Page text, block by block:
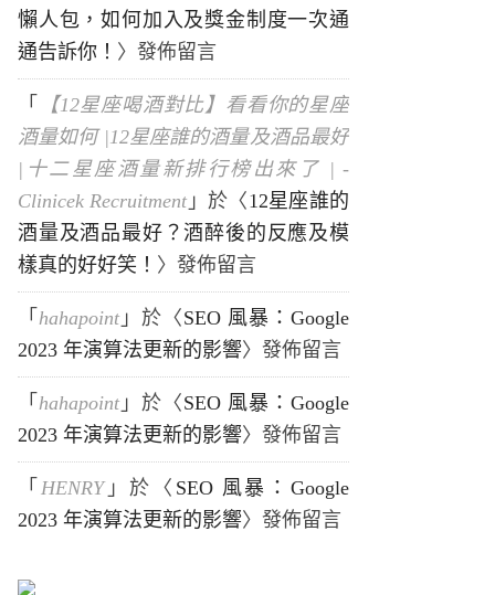
懶人包，如何加入及獎金制度一次通
通告訴你！ 〉發佈留言
「
【12星座喝酒對比】看看你的星座
酒量如何 |12星座誰的酒量及酒品最好
|十二星座酒量新排行榜出來了 | -
Clinicek Recruitment 」於〈 12星座誰的
酒量及酒品最好？酒醉後的反應及模
樣真的好好笑！ 〉發佈留言
「 hahapoint 」於〈 SEO 風暴：Google
2023 年演算法更新的影響〉發佈留言
「 hahapoint 」於〈 SEO 風暴：Google
2023 年演算法更新的影響〉發佈留言
「 HENRY」於〈 SEO 風暴：Google
2023 年演算法更新的影響〉發佈留言